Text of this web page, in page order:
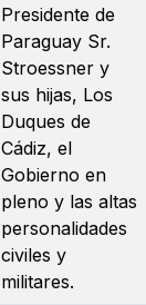
Presidente de
Paraguay Sr.
Stroessner y
sus hijas, Los
Duques de
Cádiz, el
Gobierno en
pleno y las altas
personalidades
civiles y
militares.